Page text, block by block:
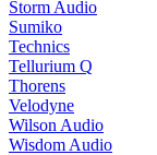
Storm Audio
Sumiko
Technics
Tellurium Q
Thorens
Velodyne
Wilson Audio
Wisdom Audio